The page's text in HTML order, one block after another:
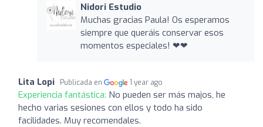
Nidori Estudio
Muchas gracias Paula! Os esperamos
siempre que queráis conservar esos
momentos especiales! ❤❤
Lita Lopi Publicada en 1 year ago
Experiencia fantástica: No pueden ser más majos, he
hecho varias sesiones con ellos y todo ha sido
facilidades. Muy recomendales.